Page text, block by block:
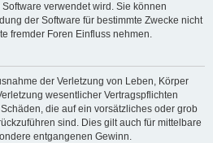
verwendet wird. Sie können
der Software für bestimmte Zwecke nicht
fremder Foren Einfluss nehmen.
der Verletzung von Leben, Körper
wesentlicher Vertragspflichten
die auf ein vorsätzliches oder grob
sind. Dies gilt auch für mittelbare
entgangenen Gewinn.